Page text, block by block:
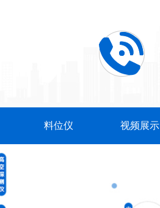
料位仪 视频展示